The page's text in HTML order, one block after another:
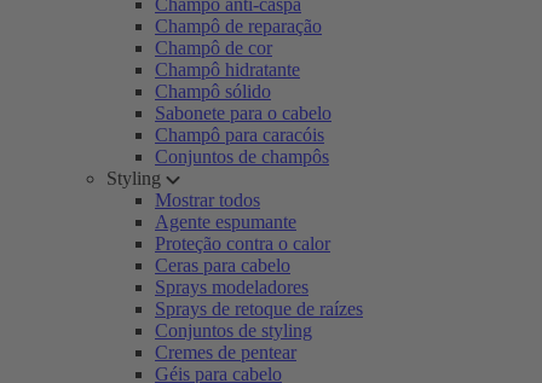
Champô anti-caspa
Champô de reparação
Champô de cor
Champô hidratante
Champô sólido
Sabonete para o cabelo
Champô para caracóis
Conjuntos de champôs
Styling
Mostrar todos
Agente espumante
Proteção contra o calor
Ceras para cabelo
Sprays modeladores
Sprays de retoque de raízes
Conjuntos de styling
Cremes de pentear
Géis para cabelo